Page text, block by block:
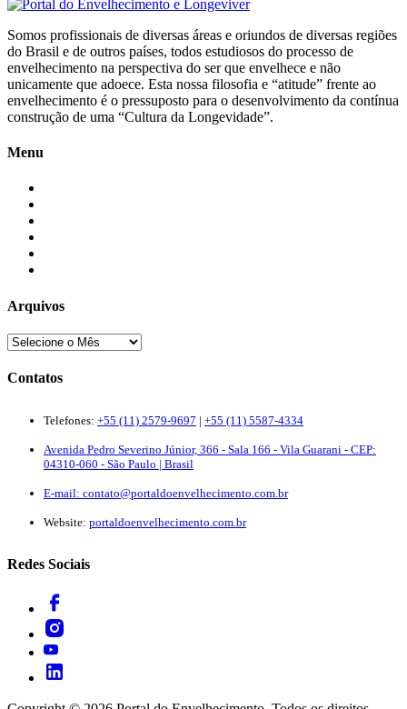
Somos profissionais de diversas áreas e oriundos de diversas regiões
do Brasil e de outros países, todos estudiosos do processo de
envelhecimento na perspectiva do ser que envelhece e não
unicamente que adoece. Esta nossa filosofia e “atitude” frente ao
envelhecimento é o pressuposto para o desenvolvimento da contínua
construção de uma “Cultura da Longevidade”.
Menu
Arquivos
Contatos
Telefones: +55 (11) 2579-9697 | +55 (11) 5587-4334
Avenida Pedro Severino Júnior, 366 - Sala 166 - Vila Guarani - CEP:
04310-060 - São Paulo | Brasil
E-mail: contato@portaldoenvelhecimento.com.br
Website: portaldoenvelhecimento.com.br
Redes Sociais